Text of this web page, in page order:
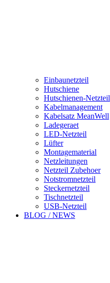
Einbaunetzteil
Hutschiene
Hutschienen-Netzteil
Kabelmanagement
Kabelsatz MeanWell
Ladegeraet
LED-Netzteil
Lüfter
Montagematerial
Netzleitungen
Netzteil Zubehoer
Notstromnetzteil
Steckernetzteil
Tischnetzteil
USB-Netzteil
BLOG / NEWS